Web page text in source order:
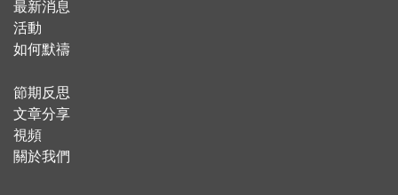
​最新消息
活動
如何默禱
節期反思
文章分享
視頻
關於我們